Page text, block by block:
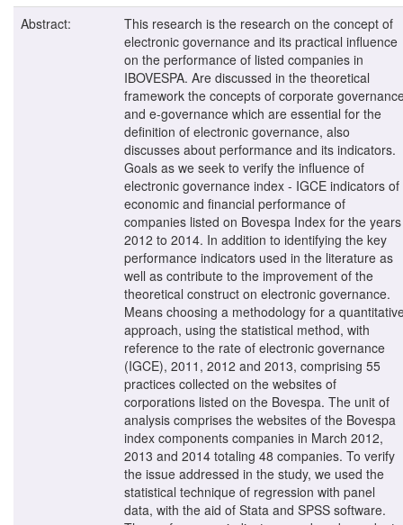
Abstract:
This research is the research on the concept of
electronic governance and its practical influence
on the performance of listed companies in
IBOVESPA. Are discussed in the theoretical
framework the concepts of corporate
and e-governance which are essential for the
definition of electronic governance, also
discusses about performance and its indicators.
Goals as we seek to verify the influence of
electronic governance index - IGCE indicators of
economic and financial performance of
companies listed on Bovespa Index for the years
2012 to 2014. In addition to identifying the key
performance indicators used in the literature as
well as contribute to the improvement of the
theoretical construct on electronic governance.
Means choosing a methodology for a
approach, using the statistical method, with
reference to the rate of electronic governance
(IGCE), 2011, 2012 and 2013, comprising 55
practices collected on the websites of
corporations listed on the Bovespa. The unit of
analysis comprises the websites of the Bovespa
index components companies in March 2012,
2013 and 2014 totaling 48 companies. To verify
the issue addressed in the study, we used the
statistical technique of regression with panel
data, with the aid of Stata and SPSS software.